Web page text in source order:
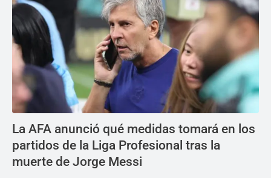
La AFA anunció qué medidas tomará en los
partidos de la Liga Profesional tras la
muerte de Jorge Messi